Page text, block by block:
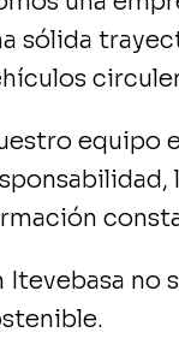
sólida
equipo
Itevebasa no